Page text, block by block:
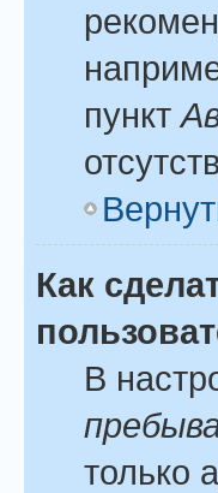
пункт
Как
В
только